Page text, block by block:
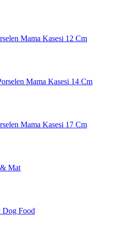
Mama Kasesi 12 Cm
Mama Kasesi 14 Cm
Mama Kasesi 17 Cm
Mat
Dog Food